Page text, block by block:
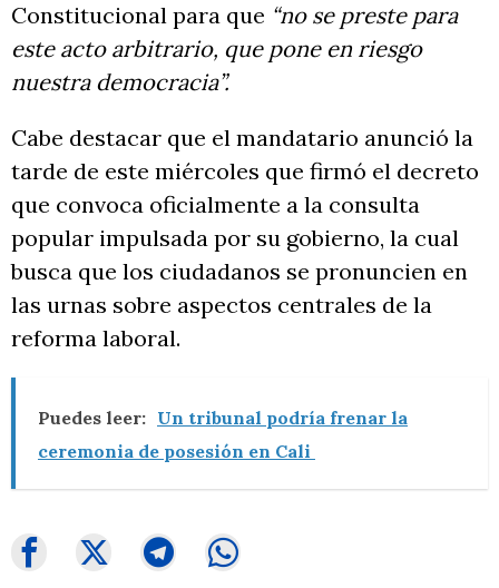
Constitucional para que “no se preste para
este acto arbitrario, que pone en riesgo
nuestra democracia”.
Cabe destacar que el mandatario anunció la
tarde de este miércoles que firmó el decreto
que convoca oficialmente a la consulta
popular impulsada por su gobierno, la cual
busca que los ciudadanos se pronuncien en
las urnas sobre aspectos centrales de la
reforma laboral.
Puedes leer: Un tribunal podría frenar la
ceremonia de posesión en Cali